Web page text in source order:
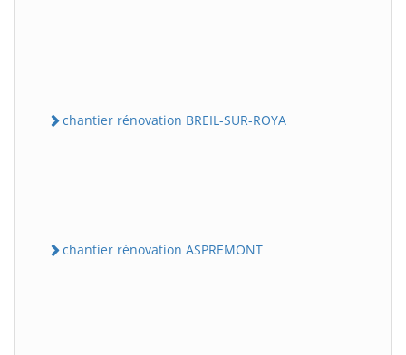
chantier rénovation BREIL-SUR-ROYA
chantier rénovation ASPREMONT